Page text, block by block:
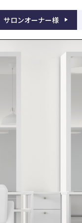
サロンオーナー様